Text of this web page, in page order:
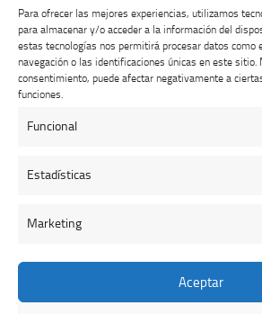
Para ofrecer las mejores experiencias, utilizamos
para almacenar y/o acceder a la información del
estas tecnologías nos permitirá procesar datos como
navegación o las identificaciones únicas en este sitio.
consentimiento, puede afectar negativamente a
funciones.
Funcional
Estadísticas
Marketing
Aceptar
Buzón de dudas, quejas y
Colegio Oficial de Veterinarios de